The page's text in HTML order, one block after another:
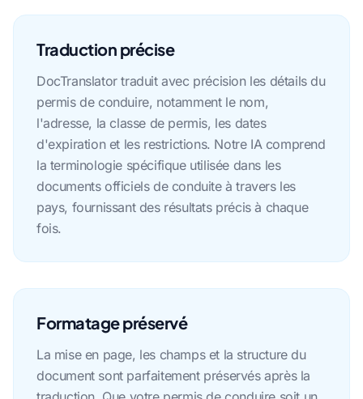
Traduction précise
DocTranslator traduit avec précision les détails du
permis de conduire, notamment le nom,
l'adresse, la classe de permis, les dates
d'expiration et les restrictions. Notre IA comprend
la terminologie spécifique utilisée dans les
documents officiels de conduite à travers les
pays, fournissant des résultats précis à chaque
fois.
Formatage préservé
La mise en page, les champs et la structure du
document sont parfaitement préservés après la